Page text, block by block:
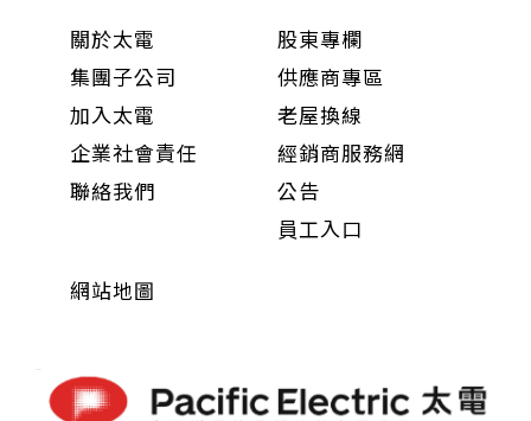
關於太電
集團子公司
加入太電
企業社會責任
聯絡我們
股東專欄
供應商專區
老屋換線
經銷商服務網
公告
員工入口
網站地圖